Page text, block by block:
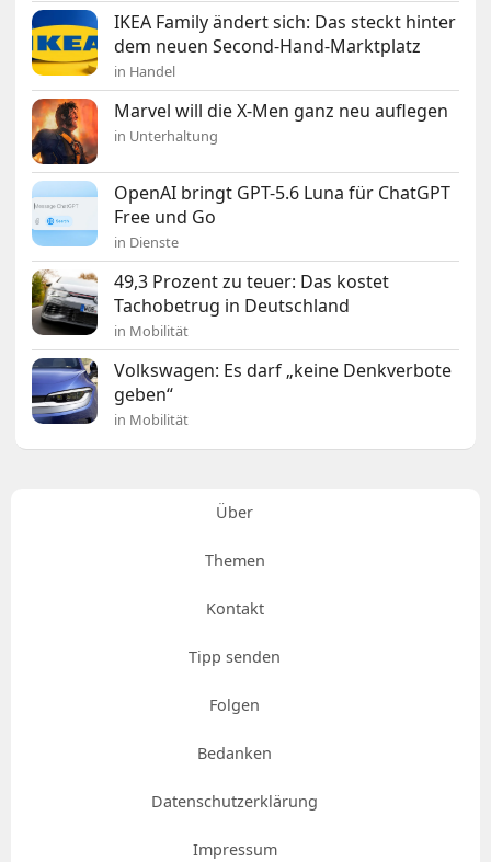
IKEA Family ändert sich: Das steckt hinter
dem neuen Second-Hand-Marktplatz
in Handel
Marvel will die X-Men ganz neu auflegen
in Unterhaltung
OpenAI bringt GPT-5.6 Luna für ChatGPT
Free und Go
in Dienste
49,3 Prozent zu teuer: Das kostet
Tachobetrug in Deutschland
in Mobilität
Volkswagen: Es darf „keine Denkverbote
geben“
in Mobilität
Über
Themen
Kontakt
Tipp senden
Folgen
Bedanken
Datenschutzerklärung
Impressum